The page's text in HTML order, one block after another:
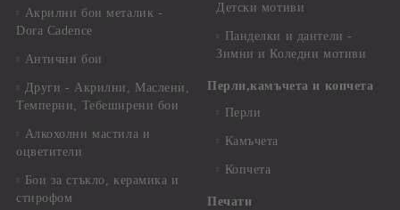
Акрилни бои металик -
Dora Cadence
Антични бои
Други - Акрилни, Маслени,
Темперни, Тебеширени бои
Алкохолни мастила и
оцветители
Бои за стъкло, керамика и
стирофом
Детски мотиви
Панделки и дантели -
Зимни и Коледни мотиви
Перли,камъчета и копчета
Перли
Камъчета
Копчета
Печати